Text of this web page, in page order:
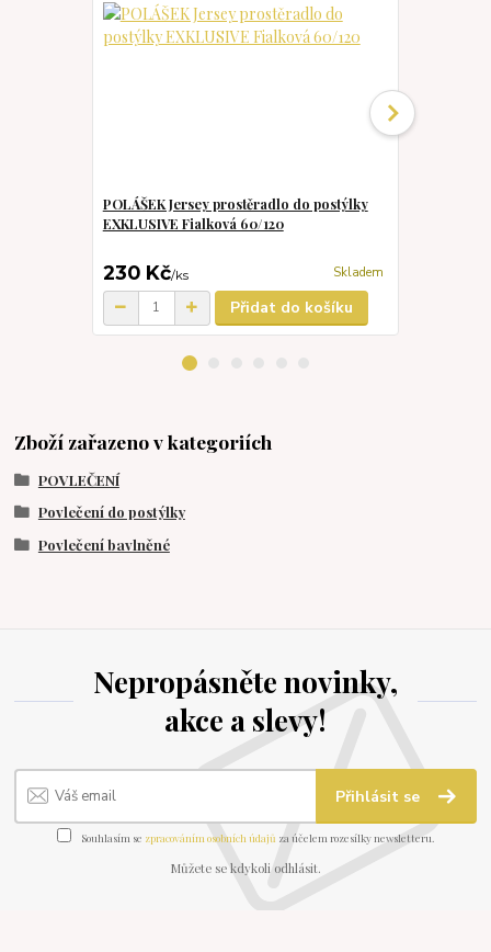
POLÁŠEK Jersey prostěradlo do postýlky
EXKLUSIVE Fialková 60/120
230 Kč/ks Skladem
Přidat do košíku
Zboží zařazeno v kategoriích
POVLEČENÍ
Povlečení do postýlky
Povlečení bavlněné
Nepropásněte novinky,
akce a slevy!
Přihlásit se
Souhlasím se zpracováním osobních údajů za účelem rozesílky newsletteru.
Můžete se kdykoli odhlásit.